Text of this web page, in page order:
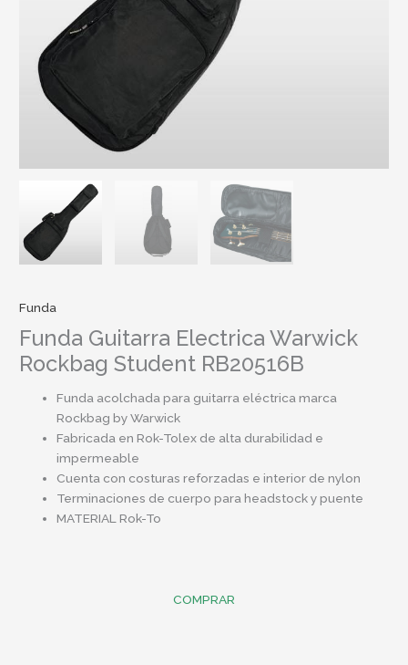
Funda
Funda Guitarra Electrica Warwick
Rockbag Student RB20516B
Funda acolchada para guitarra eléctrica marca
Rockbag by Warwick
Fabricada en Rok-Tolex de alta durabilidad e
impermeable
Cuenta con costuras reforzadas e interior de nylon
Terminaciones de cuerpo para headstock y puente
MATERIAL Rok-To
COMPRAR